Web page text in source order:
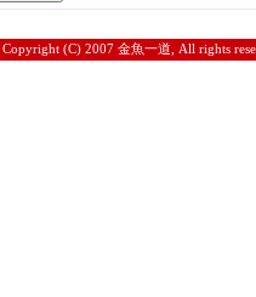
Copyright (C) 2007 金魚一道, All rights